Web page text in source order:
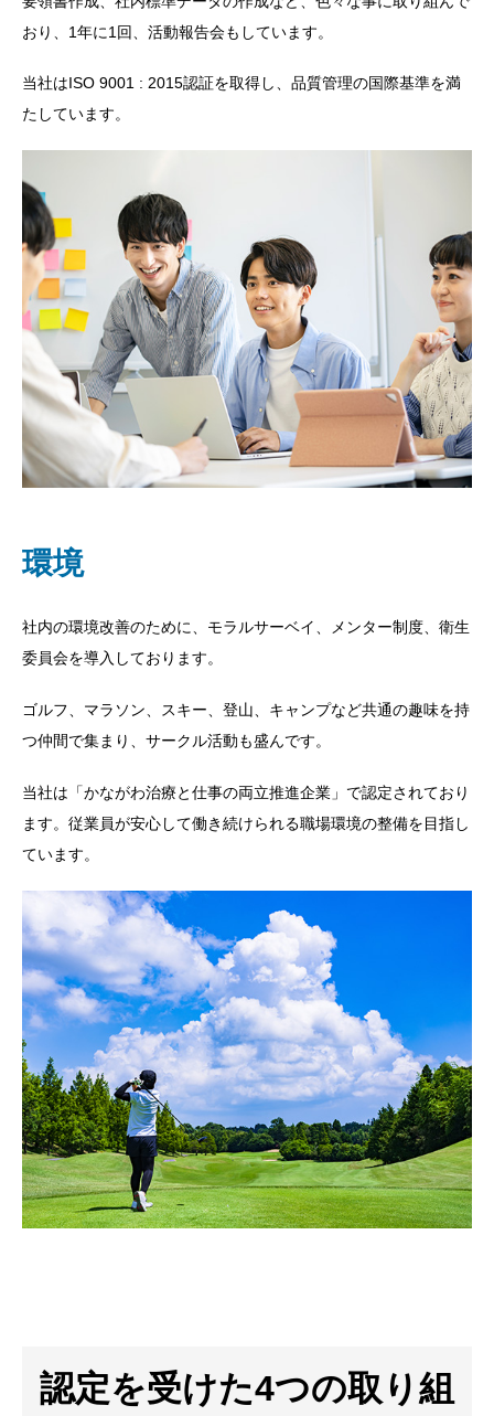
おり、1年に1回、活動報告会もしています。
当社はISO 9001 : 2015認証を取得し、品質管理の国際基準を満
たしています。
環境
社内の環境改善のために、モラルサーベイ、メンター制度、衛生
委員会を導入しております。
ゴルフ、マラソン、スキー、登山、キャンプなど共通の趣味を持
つ仲間で集まり、サークル活動も盛んです。
当社は「かながわ治療と仕事の両立推進企業」で認定されており
ます。従業員が安心して働き続けられる職場環境の整備を目指し
ています。
認定を受けた4つの取り組